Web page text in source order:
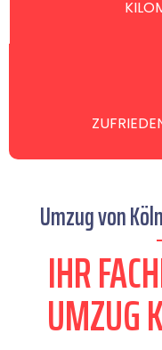
Umzug von
IHR
UMZUG